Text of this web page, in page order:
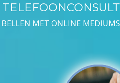
BELLEN MET ONLINE MEDIUMS